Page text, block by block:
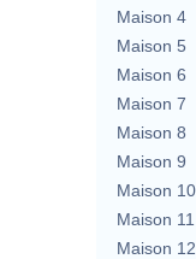
Maison 4
Maison 5
Maison 6
Maison 7
Maison 8
Maison 9
Maison 10
Maison 11
Maison 12